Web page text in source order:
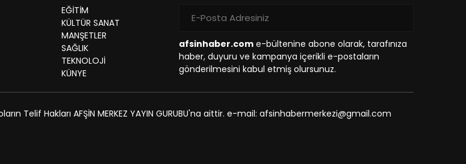
EĞİTİM
KÜLTÜR SANAT
MANŞETLER
SAĞLIK
TEKNOLOJİ
KÜNYE
afsinhaber.com e-bültenine abone olarak, tarafınıza
haber, duyuru ve kampanya içerikli e-postaların
gönderilmesini kabul etmiş olursunuz.
Telif Hakları AFŞİN MERKEZ YAYIN GURUBU'na aittir. e-mail: afsinhabermerkezi@gmail.com